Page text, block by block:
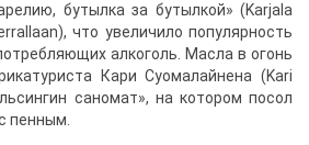
бутылка за бутылкой» (Karjala
что увеличило популярность
алкоголь. Масла в огонь
Кари Суомалайнена (Kari
саномат», на котором посол
пенным.